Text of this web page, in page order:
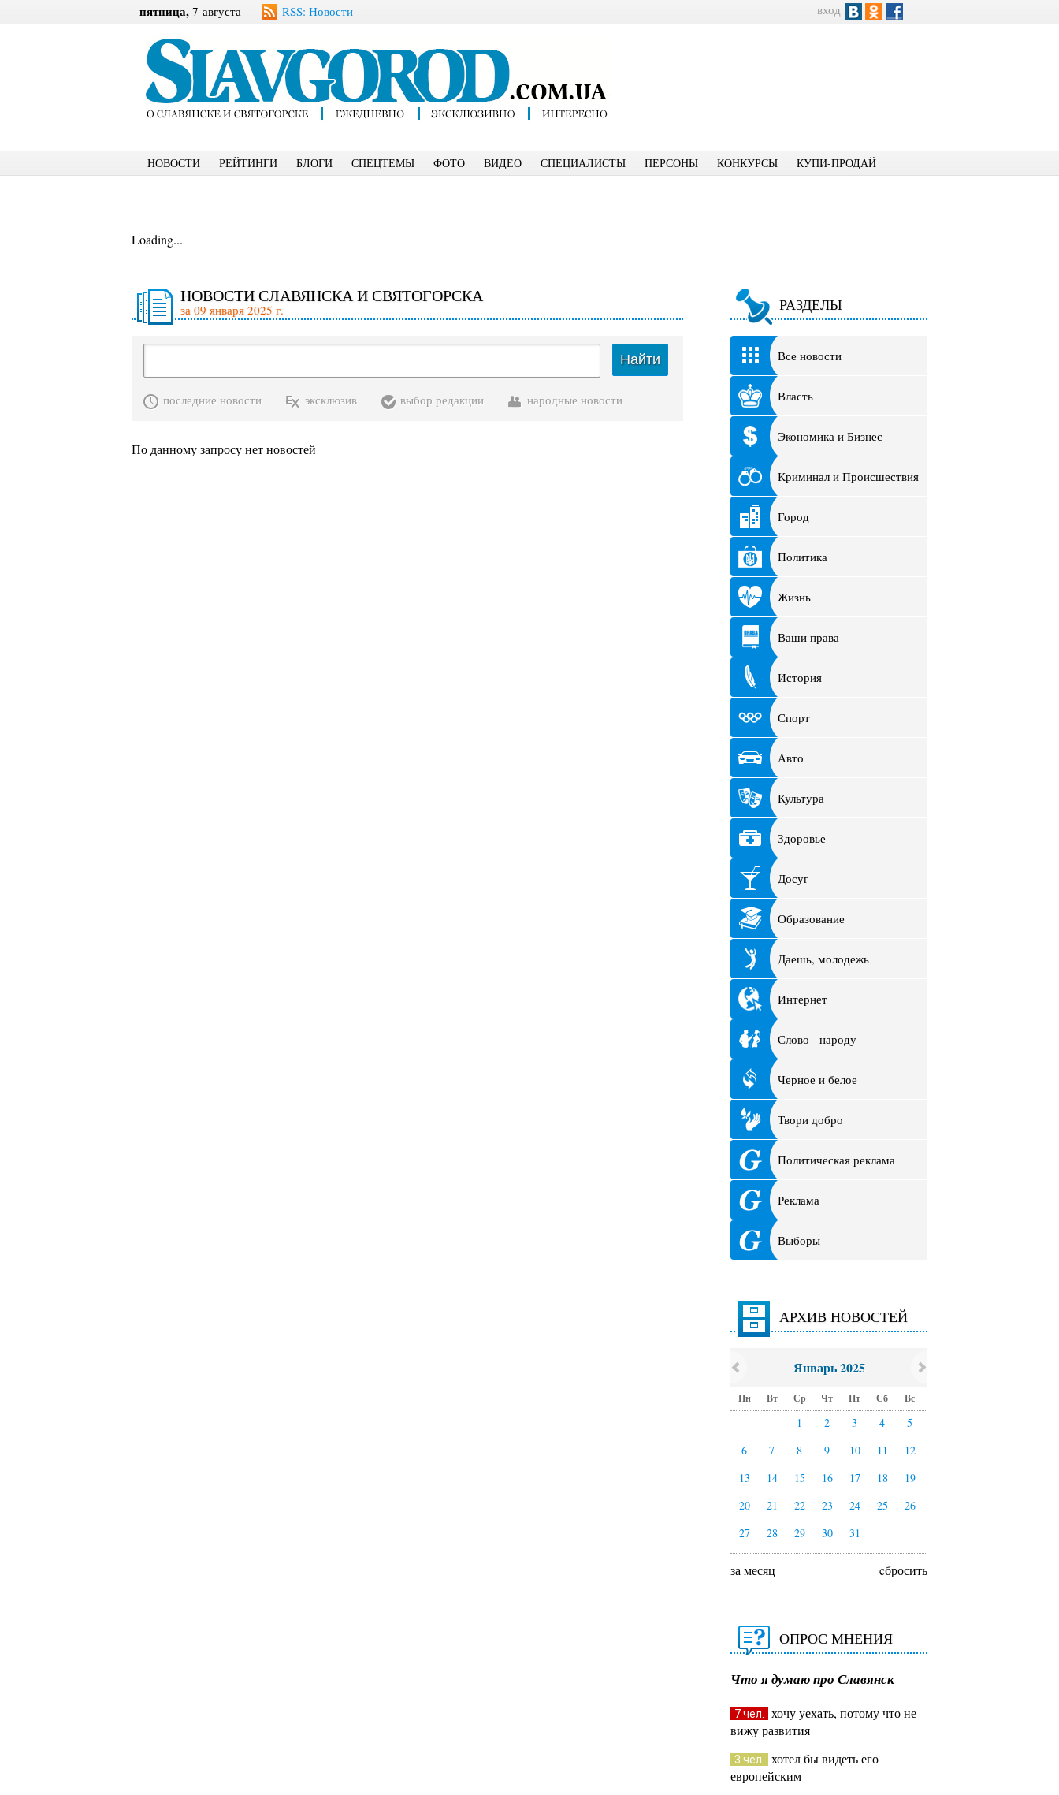
пятница, 7 августа RSS: Новости вход
НОВОСТИ РЕЙТИНГИ БЛОГИ СПЕЦТЕМЫ ФОТО ВИДЕО СПЕЦИАЛИСТЫ ПЕРСОНЫ КОНКУРСЫ КУПИ-ПРОДАЙ
Loading...
НОВОСТИ СЛАВЯНСКА И СВЯТОГОРСКА
за 09 января 2025 г.
Найти
последние новости эксклюзив выбор редакции народные новости
По данному запросу нет новостей
РАЗДЕЛЫ
Все новости
Власть
Экономика и Бизнес
Криминал и Происшествия
Город
Политика
Жизнь
Ваши права
История
Спорт
Авто
Культура
Здоровье
Досуг
Образование
Даешь, молодежь
Интернет
Слово - народу
Черное и белое
Твори добро
Политическая реклама
Реклама
Выборы
АРХИВ НОВОСТЕЙ
Январь 2025
Пн Вт Ср Чт Пт Сб Вс
1 2 3 4
5
6
7 8 9 10 11
12
13
14 15 16 17 18
19
20
21 22 23 24 25
26
27
28 29 30 31
за месяц cбросить
ОПРОС МНЕНИЯ
Что я думаю про Славянск
7 чел.
хочу уехать, потому что не
вижу развития
3 чел.
хотел бы видеть его
европейским